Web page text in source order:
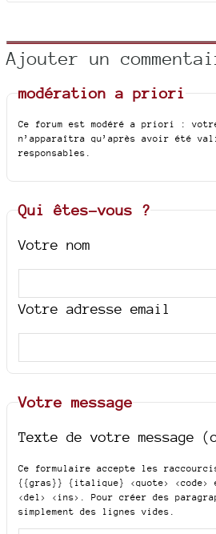
Ajouter un
modération a priori
Ce forum est modéré a priori :
n’apparaîtra qu’après avoir été
responsables.
Qui êtes-vous ?
Votre nom
Votre adresse email
Votre message
Texte de votre message
Ce formulaire accepte les
{{gras}} {italique} <quote> <code>
<del> <ins>
. Pour créer des
simplement des lignes vides.